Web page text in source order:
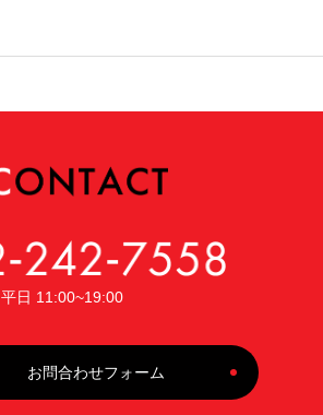
平日 11:00~19:00
お問合わせフォーム